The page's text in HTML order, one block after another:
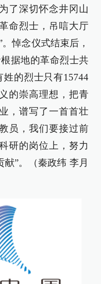
了深切怀念井冈山
命烈士，吊唁大厅
悼念仪式结束后，
据地的革命烈士共
的烈士只有15744
的崇高理想，把青
，谱写了一首首壮
员，我们要接过前
研的岗位上，努力
”。（秦政纬 李月